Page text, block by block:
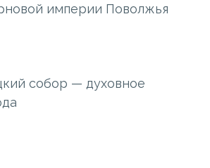
империи Поволжья
собор — духовное